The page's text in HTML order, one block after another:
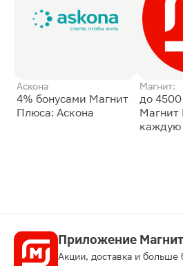
Аскона
4% бонусами Магнит
Плюса: Аскона
Магнит:
до 4500
Магнит
каждую
Приложение Магнит
Акции, доставка и больше